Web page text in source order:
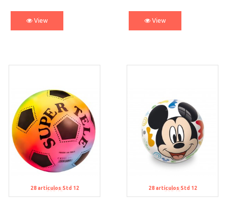
View View
Std 12
28 artículosStd 12 Std 12
28 artículosStd 12